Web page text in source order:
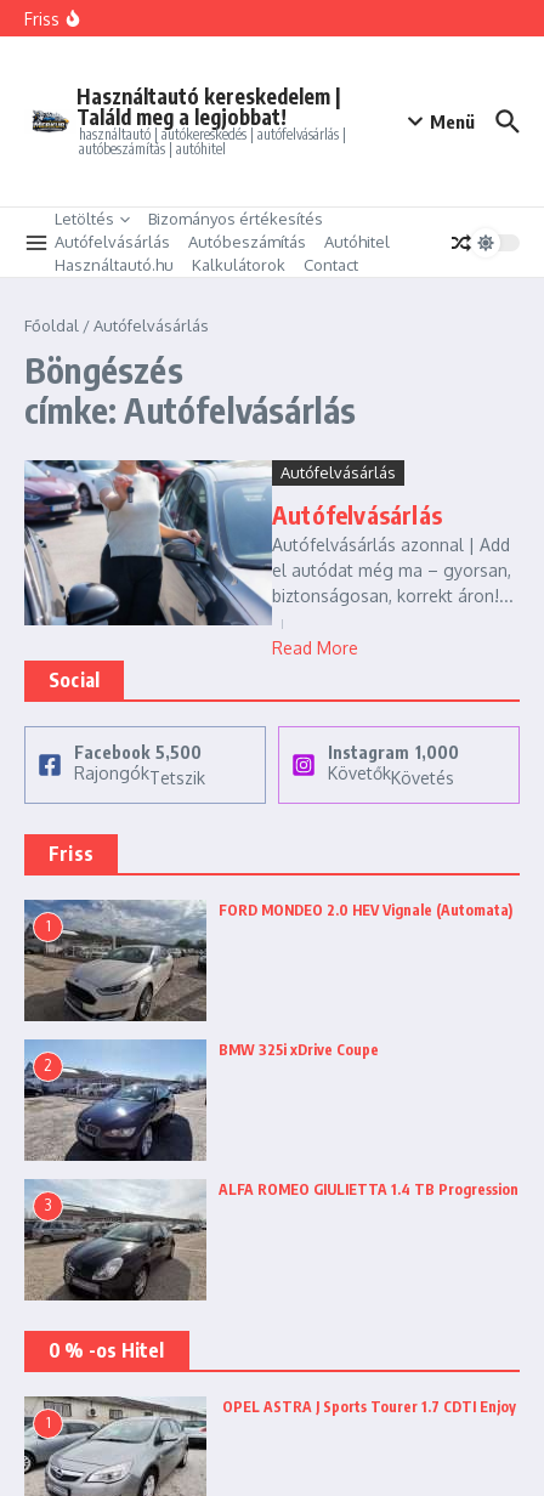
Ugrás a tartalomhoz
Friss
BMW 325i xDrive Coupe
PEUGEOT PARTNER Tepee 1.6 HDi Active
Használtautó kereskedelem |
Találd meg a legjobbat!
használtautó | autókereskedés | autófelvásárlás |
autóbeszámítás | autóhitel
Menü
Letöltés
Bizományos értékesítés
Autófelvásárlás
Autóbeszámítás
Autóhitel
Használtautó.hu
Kalkulátorok Contact
Főoldal /Autófelvásárlás
Böngészés
címke: Autófelvásárlás
Autófelvásárlás
Autófelvásárlás
Autófelvásárlás azonnal | Add
el autódat még ma – gyorsan,
biztonságosan, korrekt áron!...
Read More
Social
Facebook 5,500
RajongókTetszik
Instagram 1,000
KövetőkKövetés
Friss
1
FORD MONDEO 2.0 HEV Vignale (Automata)
2
BMW 325i xDrive Coupe
3
ALFA ROMEO GIULIETTA 1.4 TB Progression
0 % -os Hitel
1
OPEL ASTRA J Sports Tourer 1.7 CDTI Enjoy